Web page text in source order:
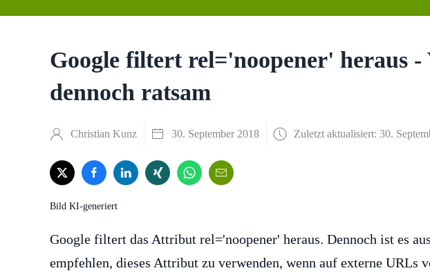
Google filtert rel='noopener' heraus -
dennoch ratsam
Christian Kunz 30. September 2018 Zuletzt aktualisiert: 30.
Bild KI-generiert
Google filtert das Attribut rel='noopener' heraus. Dennoch ist es
empfehlen, dieses Attribut zu verwenden, wenn auf externe URLs